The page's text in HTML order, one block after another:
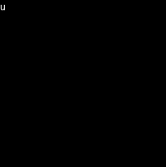
ulaşım hatlarının
saygı
hizmetten birine
güven duyuyoruz.
turları , etkinlik